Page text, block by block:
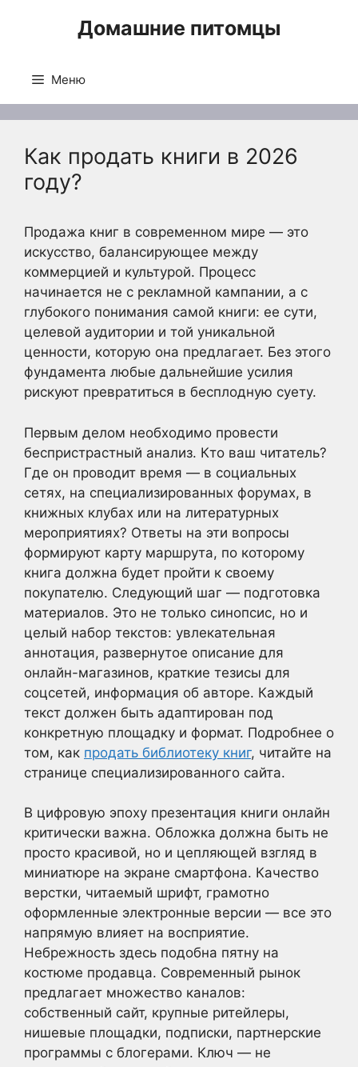
Домашние питомцы
Меню
Как продать книги в 2026
году?
Продажа книг в современном мире — это
искусство, балансирующее между
коммерцией и культурой. Процесс
начинается не с рекламной кампании, а с
глубокого понимания самой книги: ее сути,
целевой аудитории и той уникальной
ценности, которую она предлагает. Без этого
фундамента любые дальнейшие усилия
рискуют превратиться в бесплодную суету.
Первым делом необходимо провести
беспристрастный анализ. Кто ваш читатель?
Где он проводит время — в социальных
сетях, на специализированных форумах, в
книжных клубах или на литературных
мероприятиях? Ответы на эти вопросы
формируют карту маршрута, по которому
книга должна будет пройти к своему
покупателю. Следующий шаг — подготовка
материалов. Это не только синопсис, но и
целый набор текстов: увлекательная
аннотация, развернутое описание для
онлайн-магазинов, краткие тезисы для
соцсетей, информация об авторе. Каждый
текст должен быть адаптирован под
конкретную площадку и формат. Подробнее о
том, как продать библиотеку книг, читайте на
странице специализированного сайта.
В цифровую эпоху презентация книги онлайн
критически важна. Обложка должна быть не
просто красивой, но и цепляющей взгляд в
миниатюре на экране смартфона. Качество
верстки, читаемый шрифт, грамотно
оформленные электронные версии — все это
напрямую влияет на восприятие.
Небрежность здесь подобна пятну на
костюме продавца. Современный рынок
предлагает множество каналов:
собственный сайт, крупные ритейлеры,
нишевые площадки, подписки, партнерские
программы с блогерами. Ключ — не